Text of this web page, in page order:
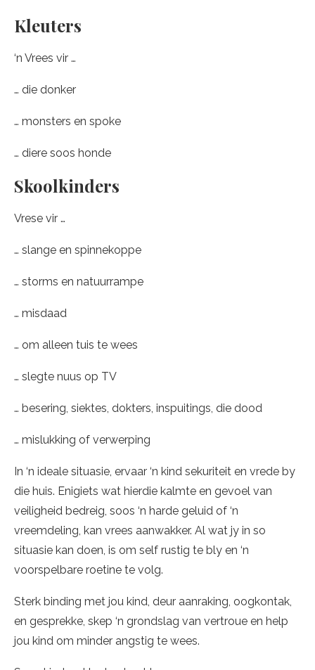
Kleuters
‘n Vrees vir …
… die donker
… monsters en spoke
… diere soos honde
Skoolkinders
Vrese vir …
… slange en spinnekoppe
… storms en natuurrampe
… misdaad
… om alleen tuis te wees
… slegte nuus op TV
… besering, siektes, dokters, inspuitings, die dood
… mislukking of verwerping
In ‘n ideale situasie, ervaar ‘n kind sekuriteit en vrede by
die huis. Enigiets wat hierdie kalmte en gevoel van
veiligheid bedreig, soos ‘n harde geluid of ‘n
vreemdeling, kan vrees aanwakker. Al wat jy in so
situasie kan doen, is om self rustig te bly en ‘n
voorspelbare roetine te volg.
Sterk binding met jou kind, deur aanraking, oogkontak,
en gesprekke, skep ‘n grondslag van vertroue en help
jou kind om minder angstig te wees.